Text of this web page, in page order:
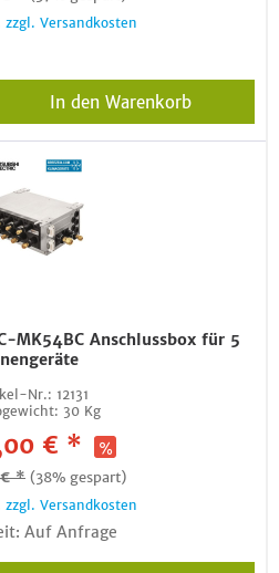
zzgl. Versandkosten
In den Warenkorb
MK54BC Anschlussbox für 5
Nr.: 12131
30 Kg
€ *
€ * (38% gespart)
zzgl. Versandkosten
Auf Anfrage